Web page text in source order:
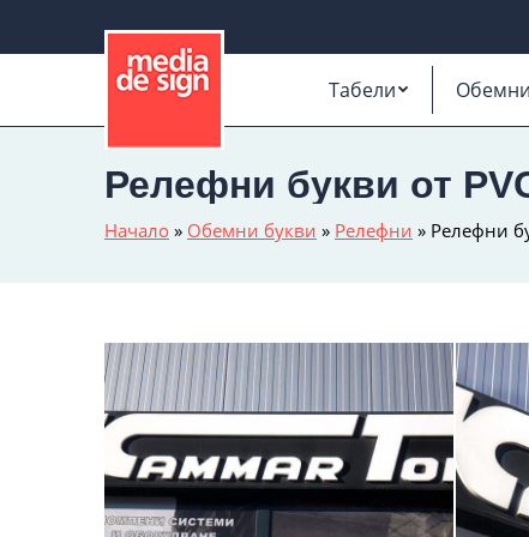
Табели
Начало » Обемни букви » Релефни » Релефни
Релефни букви от